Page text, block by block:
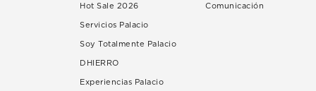
Hot Sale 2026
Servicios Palacio
Soy Totalmente Palacio
DHIERRO
Experiencias Palacio
Comunicación